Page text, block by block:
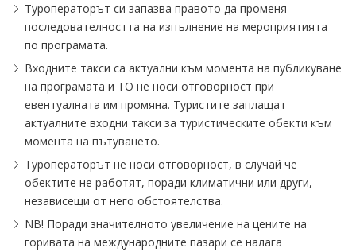
Туроператорът си запазва правото да променя
последователността на изпълнение на мероприятията
по програмата.
Входните такси са актуални към момента на публикуване
на програмата и ТО не носи отговорност при
евентуалната им промяна. Туристите заплащат
актуалните входни такси за туристическите обекти към
момента на пътуването.
Туроператорът не носи отговорност, в случай че
обектите не работят, поради климатични или други,
независещи от него обстоятелства.
NB! Поради значителното увеличение на цените на
горивата на международните пазари се налага